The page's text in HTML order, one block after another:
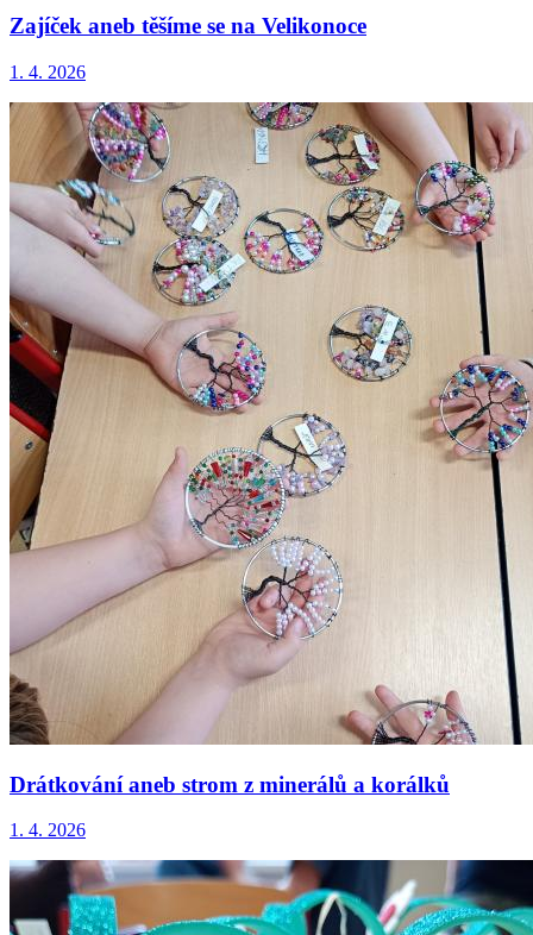
Zajíček aneb těšíme se na Velikonoce
1. 4. 2026
Drátkování aneb strom z minerálů a korálků
1. 4. 2026